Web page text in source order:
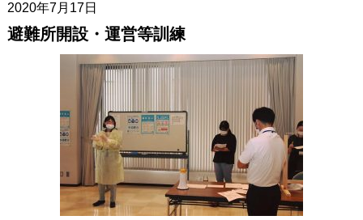
2020年7月17日
避難所開設・運営等訓練